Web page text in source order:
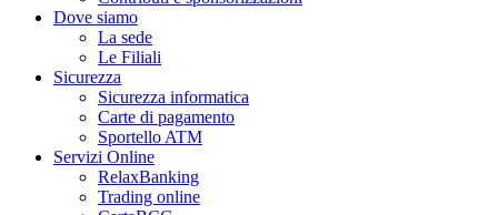
Dove siamo
La sede
Le Filiali
Sicurezza
Sicurezza informatica
Carte di pagamento
Sportello ATM
Servizi Online
RelaxBanking
Trading online